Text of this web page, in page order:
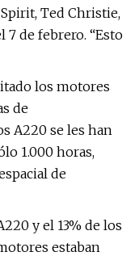
Ted Christie,
7 de febrero. “Esto
los motores
de
A220 se les han
1.000 horas,
de
y el 13% de los
estaban